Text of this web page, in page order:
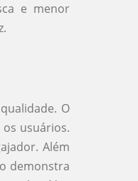
e menor
O
usuários.
Além
demonstra